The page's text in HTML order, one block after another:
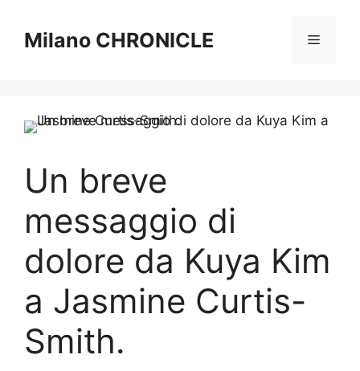
contenuto
Milano CHRONICLE Menu
Un breve
messaggio di
dolore da Kuya Kim
a Jasmine Curtis-
Smith.